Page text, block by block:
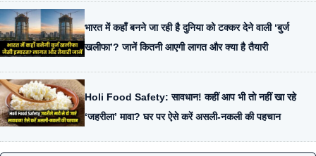
भारत में कहाँ बनने जा रही है दुनिया को टक्कर देने वाली ‘बुर्ज
खलीफा’? जानें कितनी आएगी लागत और क्या है तैयारी
Holi Food Safety: सावधान! कहीं आप भी तो नहीं खा रहे
‘जहरीला’ मावा? घर पर ऐसे करें असली-नकली की पहचान